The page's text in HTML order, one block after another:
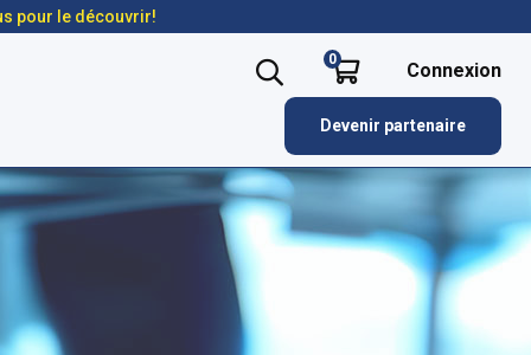
pour le découvrir!
0 Connexion
Devenir partenaire